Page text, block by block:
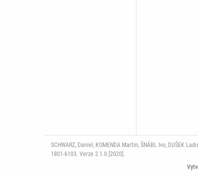
SCHWARZ, Daniel, KOMENDA Martin, ŠNÁBL Ivo, DUŠEK
1801-6103. Verze 2.1.0 [2020].